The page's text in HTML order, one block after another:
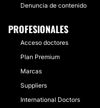
Denuncia de contenido
PROFESIONALES
Acceso doctores
Plan Premium
Marcas
Suppliers
International Doctors